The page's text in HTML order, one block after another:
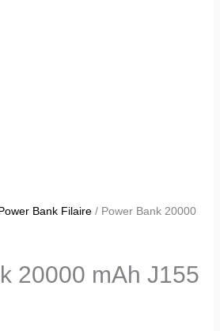
Bank Filaire/ Power Bank 20000
20000 mAh J155